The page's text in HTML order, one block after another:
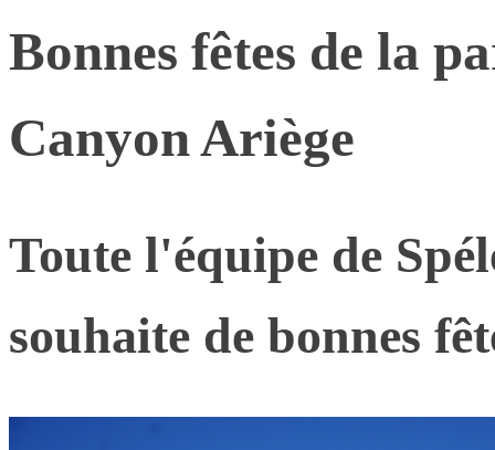
Bonnes fêtes de la
Canyon Ariège
Toute l'équipe de
souhaite de bonnes